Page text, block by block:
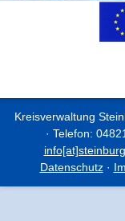
Kreisverwaltung
· Telefon:
Datenschutz·